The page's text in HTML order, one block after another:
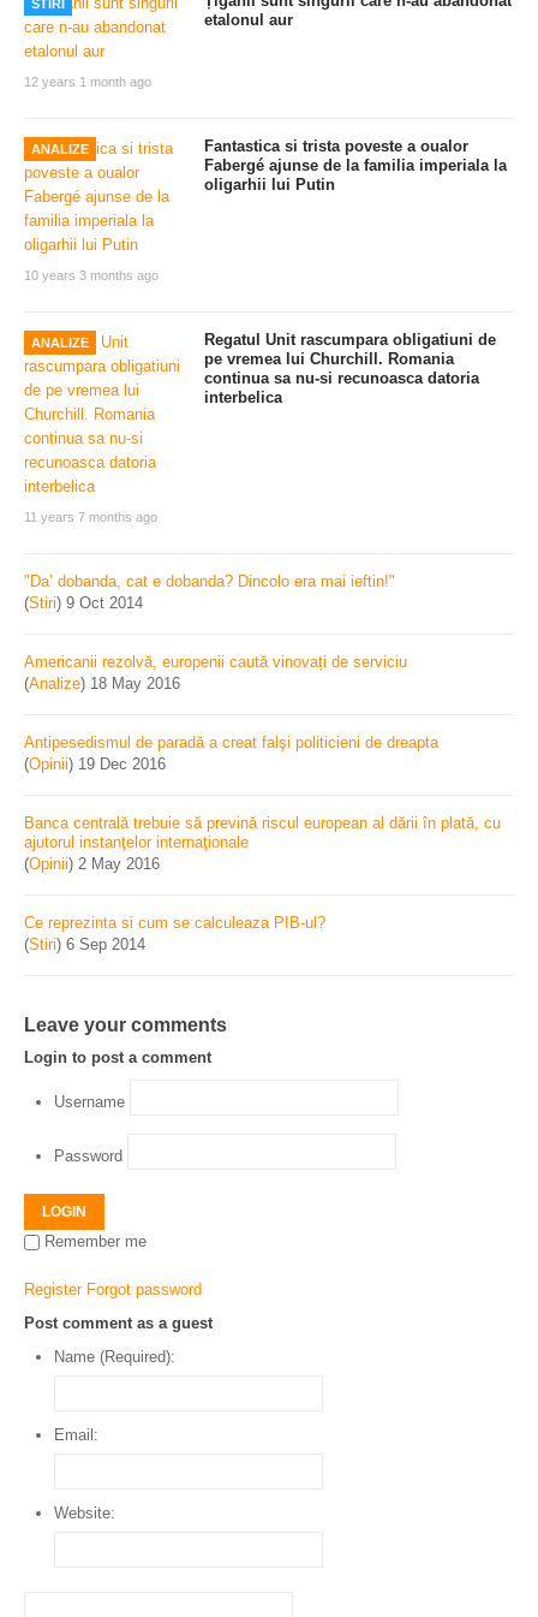
STIRI
12 years 1 month ago
etalonul aur
ANALIZE
10 years 3 months ago
Fantastica si trista poveste a oualor
Fabergé ajunse de la familia imperiala la
oligarhii lui Putin
ANALIZE
11 years 7 months ago
Regatul Unit rascumpara obligatiuni de
pe vremea lui Churchill. Romania
continua sa nu-si recunoasca datoria
interbelica
"Da’ dobanda, cat e dobanda? Dincolo era mai ieftin!"
(Stiri) 9 Oct 2014
Americanii rezolvă, europenii caută vinovați de serviciu
(Analize) 18 May 2016
Antipesedismul de paradă a creat falşi politicieni de dreapta
(Opinii) 19 Dec 2016
Banca centrală trebuie să prevină riscul european al dării în plată, cu
ajutorul instanţelor internaţionale
(Opinii) 2 May 2016
Ce reprezinta si cum se calculeaza PIB-ul?
(Stiri) 6 Sep 2014
Leave your comments
Login to post a comment
Username
Password
LOGIN
Remember me
Register Forgot password
Post comment as a guest
Name (Required):
Email:
Website: